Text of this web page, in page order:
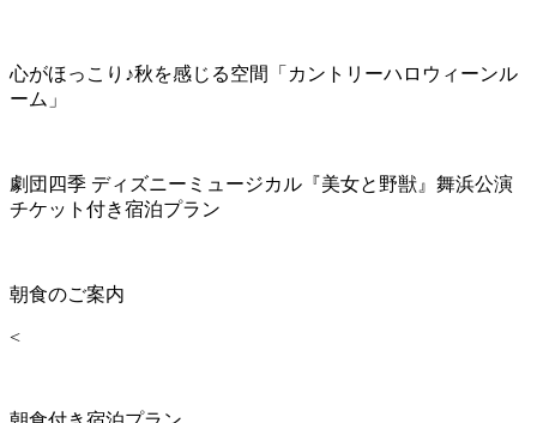
心がほっこり♪秋を感じる空間「カントリーハロウィーンル
ーム」
劇団四季 ディズニーミュージカル『美女と野獣』舞浜公演
チケット付き宿泊プラン
朝食のご案内
<